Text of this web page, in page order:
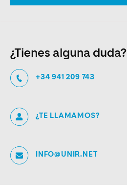
¿Tienes alguna duda?
+34 941 209 743
¿TE LLAMAMOS?
INFO@UNIR.NET